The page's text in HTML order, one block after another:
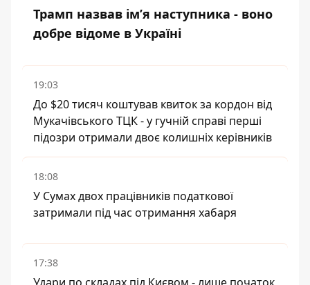
Трамп назвав імʼя наступника - воно
добре відоме в Україні
19:03
До $20 тисяч коштував квиток за кордон від
Мукачівського ТЦК - у гучній справі перші
підозри отримали двоє колишніх керівників
18:08
У Сумах двох працівників податкової
затримали під час отримання хабаря
17:38